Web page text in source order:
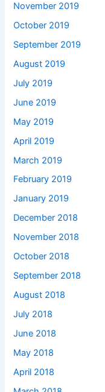
November 2019
October 2019
September 2019
August 2019
July 2019
June 2019
May 2019
April 2019
March 2019
February 2019
January 2019
December 2018
November 2018
October 2018
September 2018
August 2018
July 2018
June 2018
May 2018
April 2018